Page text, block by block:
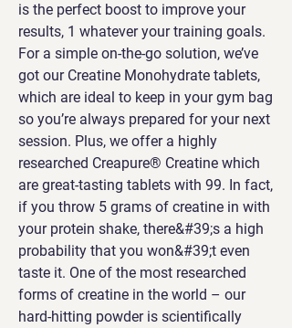
is the perfect boost to improve your
results, 1 whatever your training goals.
For a simple on-the-go solution, we’ve
got our Creatine Monohydrate tablets,
which are ideal to keep in your gym bag
so you’re always prepared for your next
session. Plus, we offer a highly
researched Creapure® Creatine which
are great-tasting tablets with 99. In fact,
if you throw 5 grams of creatine in with
your protein shake, there&#39;s a high
probability that you won&#39;t even
taste it. One of the most researched
forms of creatine in the world – our
hard-hitting powder is scientifically